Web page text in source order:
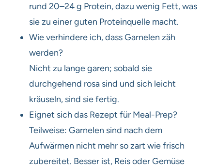
rund 20–24 g Protein, dazu wenig Fett, was
sie zu einer guten Proteinquelle macht.
Wie verhindere ich, dass Garnelen zäh
werden?
Nicht zu lange garen; sobald sie
durchgehend rosa sind und sich leicht
kräuseln, sind sie fertig.
Eignet sich das Rezept für Meal-Prep?
Teilweise: Garnelen sind nach dem
Aufwärmen nicht mehr so zart wie frisch
zubereitet. Besser ist, Reis oder Gemüse